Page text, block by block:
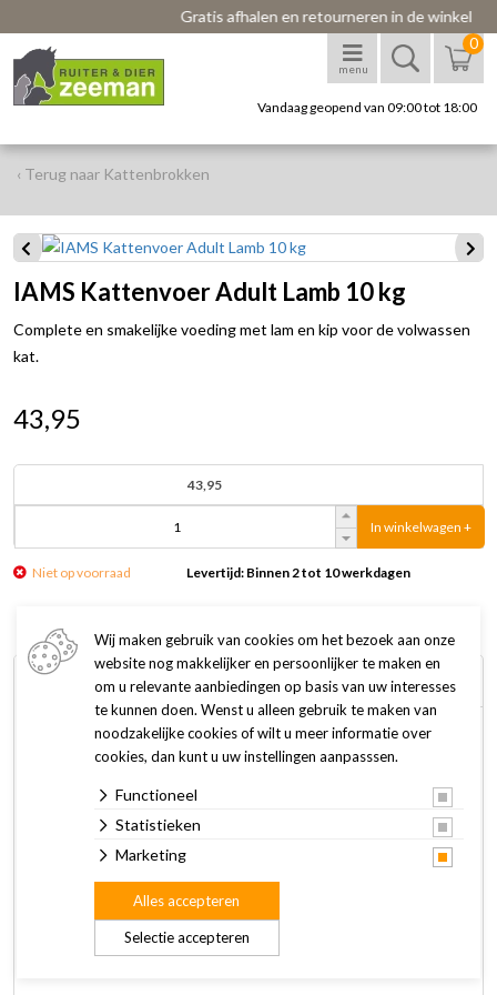
Gratis afhalen en retourneren in de winkel
menu
0
Vandaag geopend van 09:00 tot 18:00
‹ Terug naar Kattenbrokken
IAMS Kattenvoer Adult Lamb 10 kg
Complete en smakelijke voeding met lam en kip voor de volwassen
kat.
43,95
43,95
In winkelwagen +
Niet op voorraad Levertijd: Binnen 2 tot 10 werkdagen
Omschrijving Specificaties
IAMS Kattenvoer adult lamb is een complete en
uitgebalanceerde voeding voor volwassen katten met
Nieuw-Zeelands lam en kip (37% kip en kalkoen, 4% lam).
Het voer bevat hoogwaardige eiwitten voor het behoud van
onder meer prebiotica en bietenpulp, ter ondersteuning van
een gezonde spijsvertering en ter bevordering van de
opname van belangrijke voedingsstoffen.
Wij maken gebruik van cookies om het bezoek aan onze
website nog makkelijker en persoonlijker te maken en
om u relevante aanbiedingen op basis van uw interesses
te kunnen doen. Wenst u alleen gebruik te maken van
noodzakelijke cookies of wilt u meer informatie over
cookies, dan kunt u uw instellingen aanpasssen.
Functioneel
Statistieken
Marketing
Selectie accepteren
Alles accepteren